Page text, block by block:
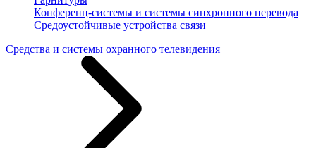
Конференц-системы и системы синхронного перевода
Средоустойчивые устройства связи
Средства и системы охранного телевидения